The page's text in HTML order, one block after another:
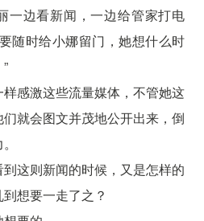
一边看新闻，一边给管家打电
随时给小娜留门，她想什么时
感激这些流量媒体，不管她这
就会图文并茂地公开出来，倒
这则新闻的时候，又是怎样的
想要一走了之？